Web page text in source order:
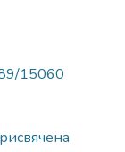
15060